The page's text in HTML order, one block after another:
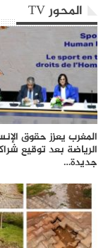
المحور TV
المغرب يعزز حقوق
الرياضة بعد توقيع
جديدة…